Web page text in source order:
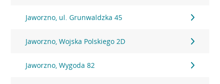
Jaworzno, ul. Grunwaldzka 45
Jaworzno, Wojska Polskiego 2D
Jaworzno, Wygoda 82